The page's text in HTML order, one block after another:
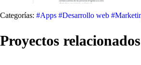
Categorías: #Apps #Desarrollo web
Proyectos relacionados